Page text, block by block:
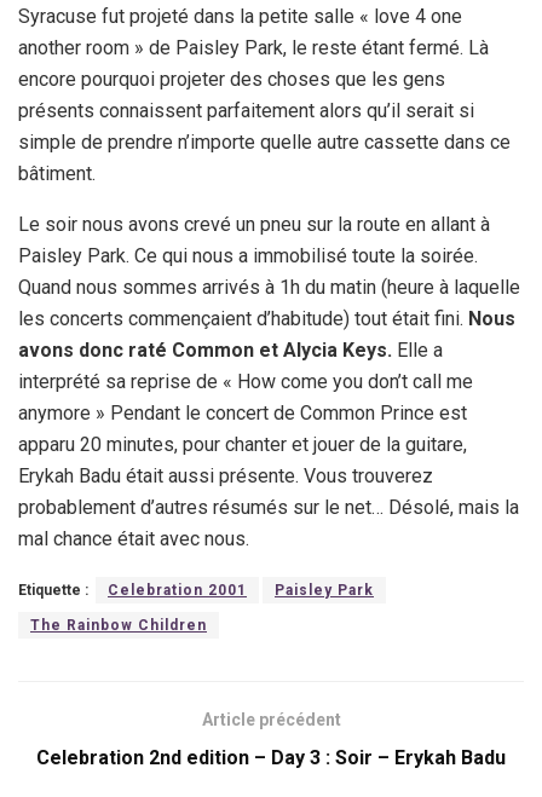
Syracuse fut projeté dans la petite salle « love 4 one
another room » de Paisley Park, le reste étant fermé. Là
encore pourquoi projeter des choses que les gens
présents connaissent parfaitement alors qu’il serait si
simple de prendre n’importe quelle autre cassette dans ce
bâtiment.
Le soir nous avons crevé un pneu sur la route en allant à
Paisley Park. Ce qui nous a immobilisé toute la soirée.
Quand nous sommes arrivés à 1h du matin (heure à laquelle
les concerts commençaient d’habitude) tout était fini. Nous
avons donc raté Common et Alycia Keys. Elle a
interprété sa reprise de « How come you don’t call me
anymore » Pendant le concert de Common Prince est
apparu 20 minutes, pour chanter et jouer de la guitare,
Erykah Badu était aussi présente. Vous trouverez
probablement d’autres résumés sur le net… Désolé, mais la
mal chance était avec nous.
Etiquette : Celebration 2001 Paisley Park
The Rainbow Children
Article précédent
Celebration 2nd edition – Day 3 : Soir – Erykah Badu